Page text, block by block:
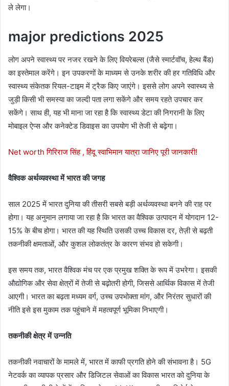
ले लेगा।
major predictions 2025
लोग अपने स्वास्थ्य पर नजर रखने के लिए वियरेबल्स (जैसे स्मार्टवॉच, हेल्थ बैंड)
का इस्तेमाल करेंगे। इन उपकरणों के माध्यम से उनके शरीर की हर गतिविधि और
स्वास्थ्य संकेतक रियल-टाइम में ट्रैक किए जाएंगे। इससे लोग अपने स्वास्थ्य से
जुड़ी किसी भी समस्या का जल्दी पता लगा सकेंगे और समय रहते उपचार कर
सकेंगे। साथ ही, यह भी माना जा रहा है कि स्वास्थ्य डेटा की निगरानी के लिए
मोबाइल ऐप्स और कनेक्टेड डिवाइस का उपयोग भी तेजी से बढ़ेगा।
Net worth गिरिराज सिंह , हिंदू स्वाभिमान यात्रा जानिए पूरी जानकारी!
वैश्विक अर्थव्यवस्था में भारत की जगह
साल 2025 में भारत दुनिया की तीसरी सबसे बड़ी अर्थव्यवस्था बनने की राह पर
होगा। यह अनुमान लगाया जा रहा है कि भारत का वैश्विक उत्पादन में योगदान 12-
15% के बीच होगा। भारत की यह स्थिति उसकी उच्च विकास दर, तेज़ी से बढ़ती
तकनीकी क्षमताओं, और कुशल लोकतंत्र के कारण संभव हो सकेगी।
इस समय तक, भारत वैश्विक मंच पर एक प्रमुख शक्ति के रूप में उभरेगा। इसकी
औद्योगिक और सेवा क्षेत्रों में तेजी से बढ़ोतरी होगी, जिससे आर्थिक विकास में तेजी
आएगी। भारत का बढ़ता मध्यम वर्ग, उच्च उपभोक्ता मांग, और निरंतर सुधारों की
नीति इसे इस मुकाम तक पहुंचाने में महत्वपूर्ण भूमिका निभाएगी।
तकनीकी क्षेत्र में उन्नति
तकनीकी नवाचारों के मामले में, भारत में काफी प्रगति होने की संभावना है। 5G
नेटवर्क का व्यापक प्रसार और डिजिटल सेवाओं का विकास भारत को दुनिया के